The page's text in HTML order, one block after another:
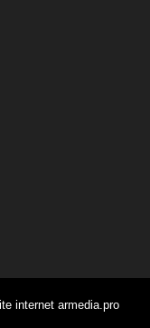
internet armedia.pro